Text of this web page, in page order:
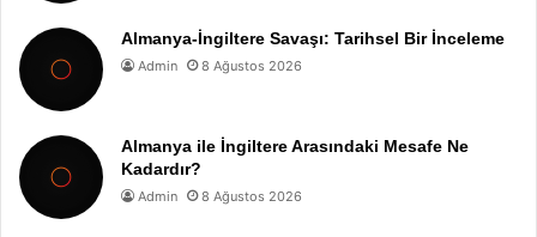
Almanya-İngiltere Savaşı: Tarihsel Bir İnceleme
Admin 8 Ağustos 2026
Almanya ile İngiltere Arasındaki Mesafe Ne
Kadardır?
Admin 8 Ağustos 2026